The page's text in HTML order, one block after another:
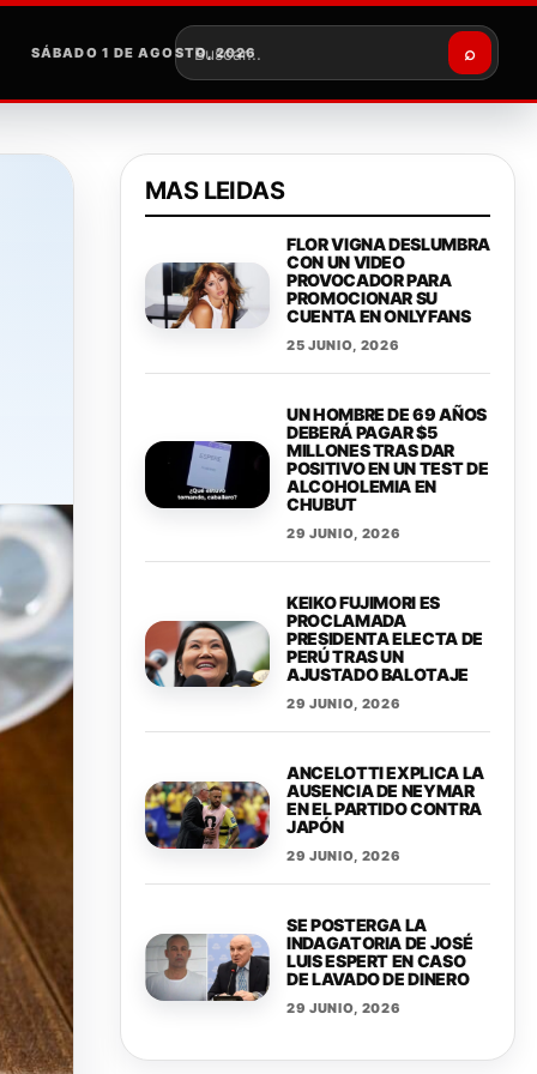
SÁBADO 1 DE AGOSTO, 2026
Buscar
⌕
MAS LEIDAS
FLOR VIGNA DESLUMBRA
CON UN VIDEO
PROVOCADOR PARA
PROMOCIONAR SU
CUENTA EN ONLYFANS
25 JUNIO, 2026
UN HOMBRE DE 69 AÑOS
DEBERÁ PAGAR $5
MILLONES TRAS DAR
POSITIVO EN UN TEST DE
ALCOHOLEMIA EN
CHUBUT
29 JUNIO, 2026
KEIKO FUJIMORI ES
PROCLAMADA
PRESIDENTA ELECTA DE
PERÚ TRAS UN
AJUSTADO BALOTAJE
29 JUNIO, 2026
ANCELOTTI EXPLICA LA
AUSENCIA DE NEYMAR
EN EL PARTIDO CONTRA
JAPÓN
29 JUNIO, 2026
SE POSTERGA LA
INDAGATORIA DE JOSÉ
LUIS ESPERT EN CASO
DE LAVADO DE DINERO
29 JUNIO, 2026